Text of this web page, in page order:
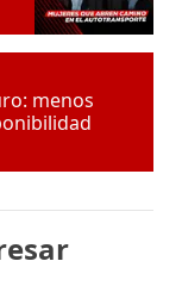
menos